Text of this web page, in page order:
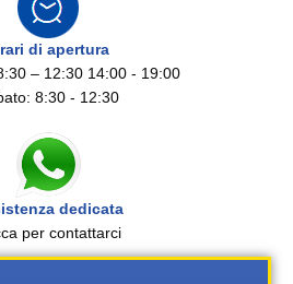
di apertura
– 12:30 14:00 - 19:00
8:30 - 12:30
dedicata
per contattarci